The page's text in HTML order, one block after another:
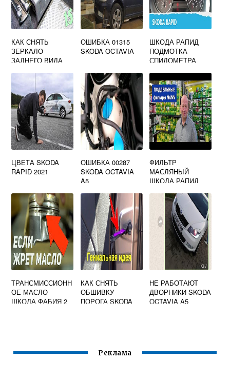
КАК СНЯТЬ
ЗЕРКАЛО
ЗАДНЕГО ВИДА
ОШИБКА 01315
SKODA OCTAVIA
ШКОДА РАПИД
ПОДМОТКА
СПИДОМЕТРА
ЦВЕТА SKODA
RAPID 2021
ОШИБКА 00287
SKODA OCTAVIA
A5
ФИЛЬТР
МАСЛЯНЫЙ
ШКОДА РАПИД
ТРАНСМИССИОНН
ОЕ МАСЛО
ШКОДА ФАБИЯ 2
КАК СНЯТЬ
ОБШИВКУ
ПОРОГА SKODA
НЕ РАБОТАЮТ
ДВОРНИКИ SKODA
OCTAVIA A5
Реклама